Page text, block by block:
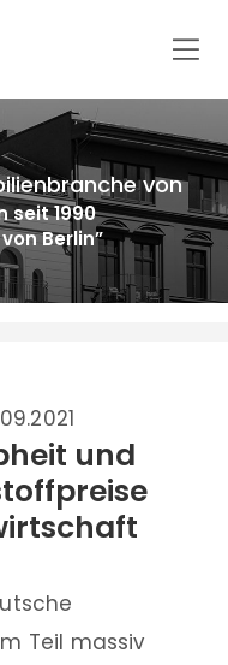
von
seit 1990
Berlin”
und
Teil massiv